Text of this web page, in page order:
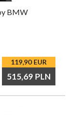
BMW
119,90 EUR
515,69 PLN